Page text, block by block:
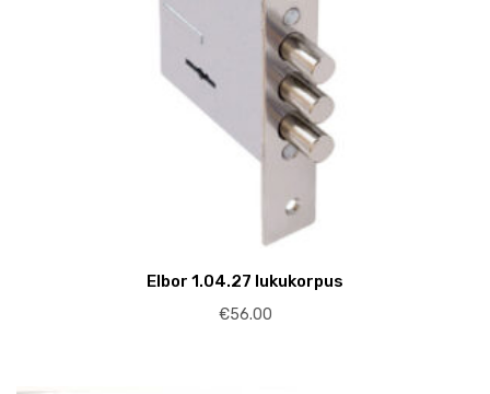
Elbor 1.04.27 lukukorpus
€56.00